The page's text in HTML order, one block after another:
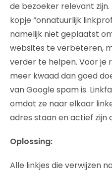
de bezoeker relevant
kopje “onnatuurlijk
namelijk niet geplaatst
websites te verbeteren,
verder te helpen. Voor je
meer kwaad dan goed
van Google spam is.
omdat ze naar elkaar
adres staan en actief zijn
Oplossing:
Alle linkjes die verwijzen